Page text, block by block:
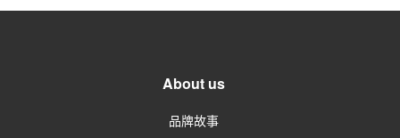
About us
品牌故事